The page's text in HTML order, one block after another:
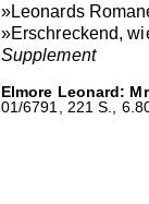
»Leonards
»Erschreckend,
Supplement
Elmore Leonard:
01/6791, 221 S.,